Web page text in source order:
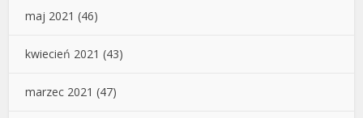
maj 2021 (46)
kwiecień 2021 (43)
marzec 2021 (47)